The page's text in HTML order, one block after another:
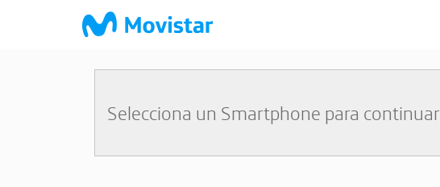
Selecciona un Smartphone para continuar